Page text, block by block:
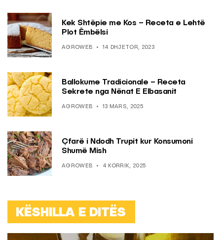
Kek Shtëpie me Kos – Receta e Lehtë
Plot Ëmbëlsi
AGROWEB 14 DHJETOR, 2023
Ballokume Tradicionale – Receta
Sekrete nga Nënat E Elbasanit
AGROWEB 13 MARS, 2025
Çfarë i Ndodh Trupit kur Konsumoni
Shumë Mish
AGROWEB 4 KORRIK, 2025
KËSHILLA E DITËS